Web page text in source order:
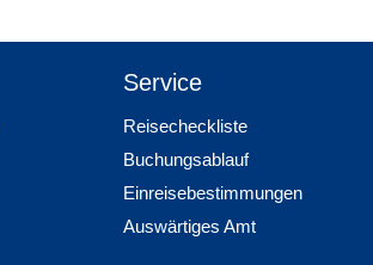
Service
Reisecheckliste
Buchungsablauf
Einreisebestimmungen
Auswärtiges Amt